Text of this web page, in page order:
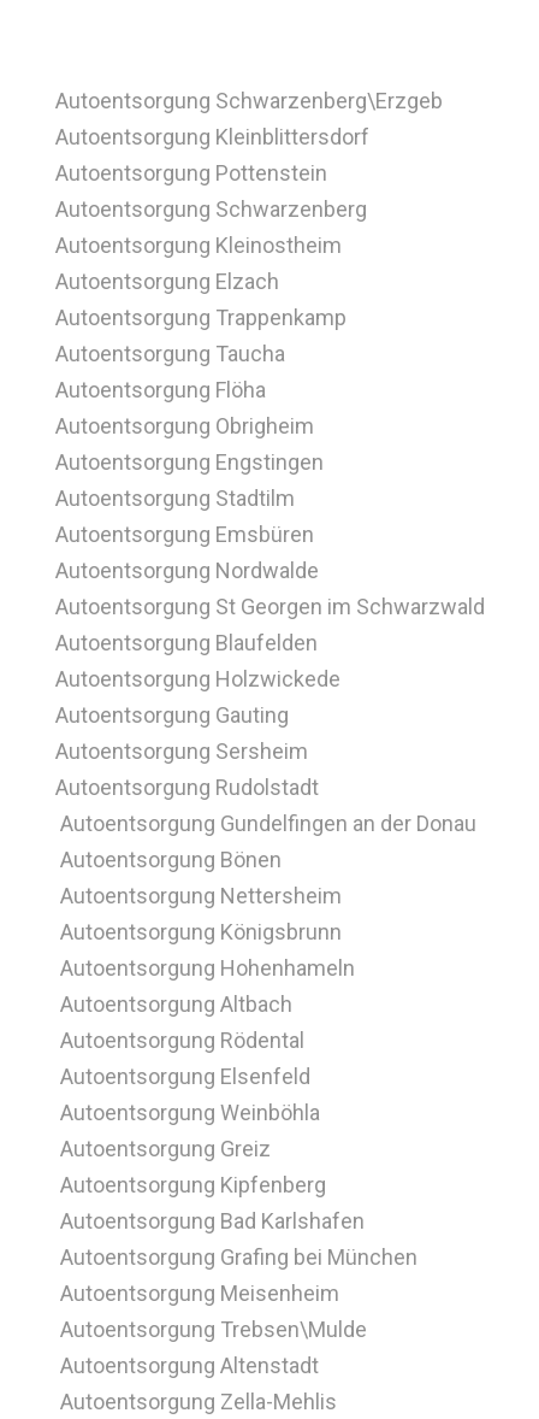
Autoentsorgung Schwarzenberg\Erzgeb
Autoentsorgung Kleinblittersdorf
Autoentsorgung Pottenstein
Autoentsorgung Schwarzenberg
Autoentsorgung Kleinostheim
Autoentsorgung Elzach
Autoentsorgung Trappenkamp
Autoentsorgung Taucha
Autoentsorgung Flöha
Autoentsorgung Obrigheim
Autoentsorgung Engstingen
Autoentsorgung Stadtilm
Autoentsorgung Emsbüren
Autoentsorgung Nordwalde
Autoentsorgung St Georgen im Schwarzwald
Autoentsorgung Blaufelden
Autoentsorgung Holzwickede
Autoentsorgung Gauting
Autoentsorgung Sersheim
Autoentsorgung Rudolstadt
Autoentsorgung Gundelfingen an der Donau
Autoentsorgung Bönen
Autoentsorgung Nettersheim
Autoentsorgung Königsbrunn
Autoentsorgung Hohenhameln
Autoentsorgung Altbach
Autoentsorgung Rödental
Autoentsorgung Elsenfeld
Autoentsorgung Weinböhla
Autoentsorgung Greiz
Autoentsorgung Kipfenberg
Autoentsorgung Bad Karlshafen
Autoentsorgung Grafing bei München
Autoentsorgung Meisenheim
Autoentsorgung Trebsen\Mulde
Autoentsorgung Altenstadt
Autoentsorgung Zella-Mehlis